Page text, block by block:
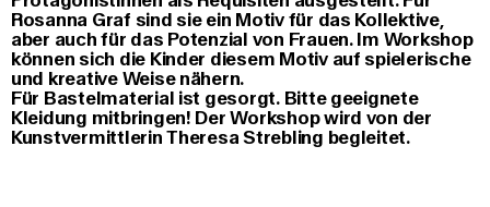
Rosanna Graf sind sie ein Motiv für das Kollektive,
aber auch für das Potenzial von Frauen. Im Workshop
können sich die Kinder diesem Motiv auf spielerische
und kreative Weise nähern.
Für Bastelmaterial ist gesorgt. Bitte geeignete
Kleidung mitbringen! Der Workshop wird von der
Kunstvermittlerin Theresa Strebling begleitet.